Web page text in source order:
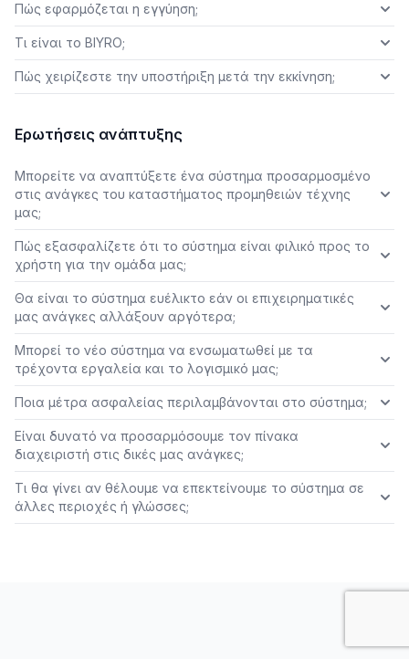
Πώς εφαρμόζεται η εγγύηση;
Τι είναι το BIYRO;
Πώς χειρίζεστε την υποστήριξη μετά την εκκίνηση;
Ερωτήσεις ανάπτυξης
Μπορείτε να αναπτύξετε ένα σύστημα προσαρμοσμένο
στις ανάγκες του καταστήματος προμηθειών τέχνης
μας;
Πώς εξασφαλίζετε ότι το σύστημα είναι φιλικό προς το
χρήστη για την ομάδα μας;
Θα είναι το σύστημα ευέλικτο εάν οι επιχειρηματικές
μας ανάγκες αλλάξουν αργότερα;
Μπορεί το νέο σύστημα να ενσωματωθεί με τα
τρέχοντα εργαλεία και το λογισμικό μας;
Ποια μέτρα ασφαλείας περιλαμβάνονται στο σύστημα;
Είναι δυνατό να προσαρμόσουμε τον πίνακα
διαχειριστή στις δικές μας ανάγκες;
Τι θα γίνει αν θέλουμε να επεκτείνουμε το σύστημα σε
άλλες περιοχές ή γλώσσες;